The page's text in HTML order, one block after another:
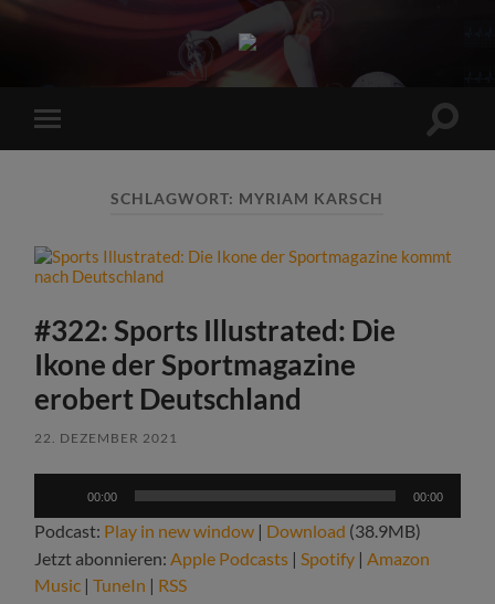
Sports
Maniac
Mobile-
Menü
SCHLAGWORT: MYRIAM KARSCH
#322: Sports Illustrated: Die
Ikone der Sportmagazine
erobert Deutschland
22. DEZEMBER 2021
00:00 00:00
Podcast: Play in new window | Download (38.9MB)
Jetzt abonnieren:Apple Podcasts |Spotify |Amazon
Music |TuneIn | RSS